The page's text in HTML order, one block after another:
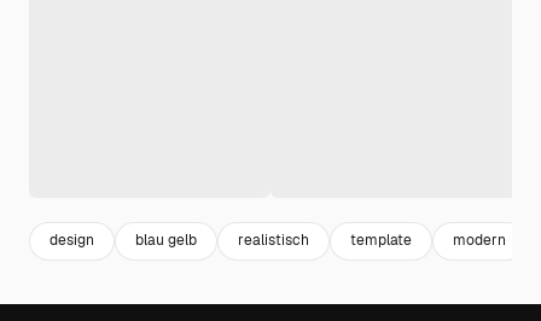
design blau gelb realistisch template modern